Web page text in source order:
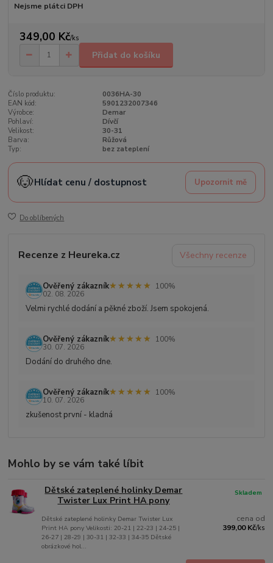
Nejsme plátci DPH
349,00 Kč/ks
Přidat do košíku
Číslo produktu:
0036HA-30
EAN kód:
5901232007346
Výrobce:
Demar
Pohlaví:
Dívčí
Velikost:
30-31
Barva:
Růžová
Typ:
bez zateplení
🐶Hlídat cenu / dostupnost Upozornit mě
Do oblíbených
Recenze z Heureka.cz Všechny recenze
Ověřený zákazník★★★★★
★★★★★
100%
02. 08. 2026
Velmi rychlé dodání a pěkné zboží. Jsem spokojená.
Ověřený zákazník★★★★★
★★★★★
100%
30. 07. 2026
Dodání do druhého dne.
Ověřený zákazník★★★★★
★★★★★
100%
10. 07. 2026
zkušenost první - kladná
Mohlo by se vám také líbit
Dětské zateplené holinky Demar
Twister Lux Print HA pony
Dětské zateplené holinky Demar Twister Lux
Print HA pony Velikosti: 20-21 | 22-23 | 24-25 |
26-27 | 28-29 | 30-31 | 32-33 | 34-35 Dětské
obrázkové hol...
cena od
399,00 Kč/ks
Skladem